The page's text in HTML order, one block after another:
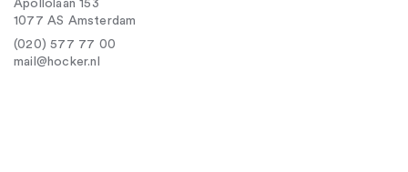
Apollolaan 153
1077 AS Amsterdam
(020) 577 77 00
mail@hocker.nl